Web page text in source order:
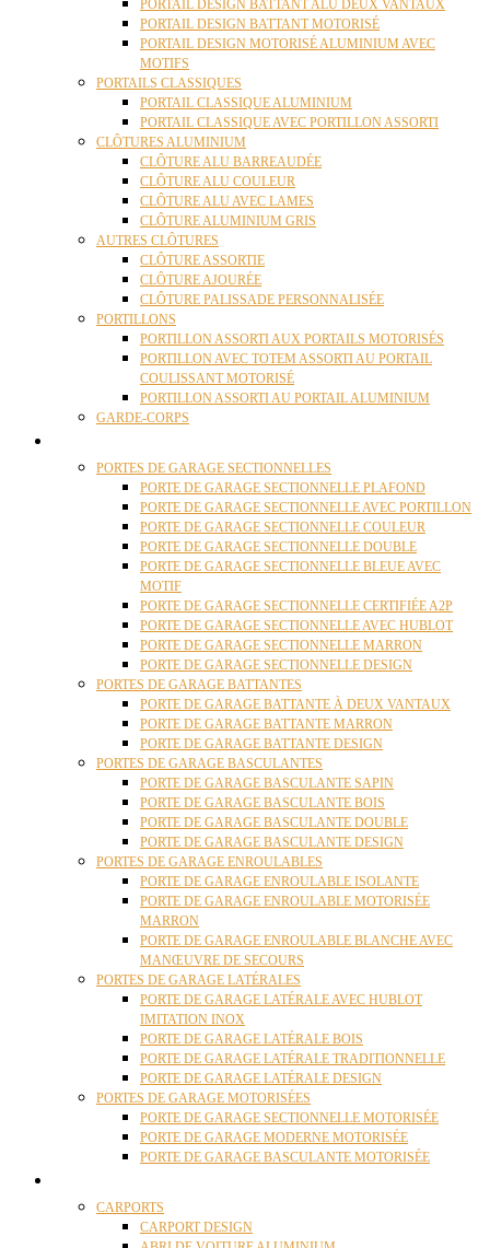
PORTAIL DESIGN BATTANT ALU DEUX VANTAUX
PORTAIL DESIGN BATTANT MOTORISÉ
PORTAIL DESIGN MOTORISÉ ALUMINIUM AVEC
MOTIFS
PORTAILS CLASSIQUES
PORTAIL CLASSIQUE ALUMINIUM
PORTAIL CLASSIQUE AVEC PORTILLON ASSORTI
CLÔTURES ALUMINIUM
CLÔTURE ALU BARREAUDÉE
CLÔTURE ALU COULEUR
CLÔTURE ALU AVEC LAMES
CLÔTURE ALUMINIUM GRIS
AUTRES CLÔTURES
CLÔTURE ASSORTIE
CLÔTURE AJOURÉE
CLÔTURE PALISSADE PERSONNALISÉE
PORTILLONS
PORTILLON ASSORTI AUX PORTAILS MOTORISÉS
PORTILLON AVEC TOTEM ASSORTI AU PORTAIL
COULISSANT MOTORISÉ
PORTILLON ASSORTI AU PORTAIL ALUMINIUM
GARDE-CORPS
PORTES DE GARAGE SECTIONNELLES
PORTE DE GARAGE SECTIONNELLE PLAFOND
PORTE DE GARAGE SECTIONNELLE AVEC PORTILLON
PORTE DE GARAGE SECTIONNELLE COULEUR
PORTE DE GARAGE SECTIONNELLE DOUBLE
PORTE DE GARAGE SECTIONNELLE BLEUE AVEC
MOTIF
PORTE DE GARAGE SECTIONNELLE CERTIFIÉE A2P
PORTE DE GARAGE SECTIONNELLE AVEC HUBLOT
PORTE DE GARAGE SECTIONNELLE MARRON
PORTE DE GARAGE SECTIONNELLE DESIGN
PORTES DE GARAGE BATTANTES
PORTE DE GARAGE BATTANTE À DEUX VANTAUX
PORTE DE GARAGE BATTANTE MARRON
PORTE DE GARAGE BATTANTE DESIGN
PORTES DE GARAGE BASCULANTES
PORTE DE GARAGE BASCULANTE SAPIN
PORTE DE GARAGE BASCULANTE BOIS
PORTE DE GARAGE BASCULANTE DOUBLE
PORTE DE GARAGE BASCULANTE DESIGN
PORTES DE GARAGE ENROULABLES
PORTE DE GARAGE ENROULABLE ISOLANTE
PORTE DE GARAGE ENROULABLE MOTORISÉE
MARRON
PORTE DE GARAGE ENROULABLE BLANCHE AVEC
MANŒUVRE DE SECOURS
PORTES DE GARAGE LATÉRALES
PORTE DE GARAGE LATÉRALE AVEC HUBLOT
IMITATION INOX
PORTE DE GARAGE LATÉRALE BOIS
PORTE DE GARAGE LATÉRALE TRADITIONNELLE
PORTE DE GARAGE LATÉRALE DESIGN
PORTES DE GARAGE MOTORISÉES
PORTE DE GARAGE SECTIONNELLE MOTORISÉE
PORTE DE GARAGE MODERNE MOTORISÉE
PORTE DE GARAGE BASCULANTE MOTORISÉE
CARPORTS
CARPORT DESIGN